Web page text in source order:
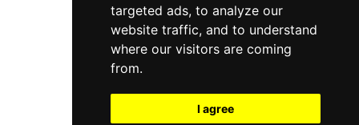
targeted ads, to analyze our
website traffic, and to understand
where our visitors are coming
from.
I agree
averías en
maquinaria